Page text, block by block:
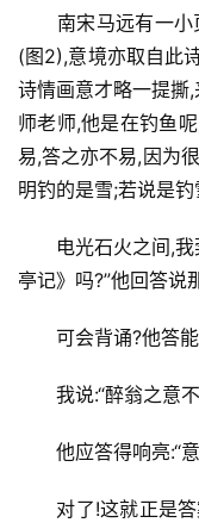
南宋马远有一小
(图2),意境亦取自此
诗情画意才略一提撕
师老师,他是在钓鱼
易,答之亦不易,因为
明钓的是雪;若说是
电光石火之间,
亭记》吗?”他回答说
可会背诵?他答能
我说:“醉翁之意
他应答得响亮:“
对了!这就正是